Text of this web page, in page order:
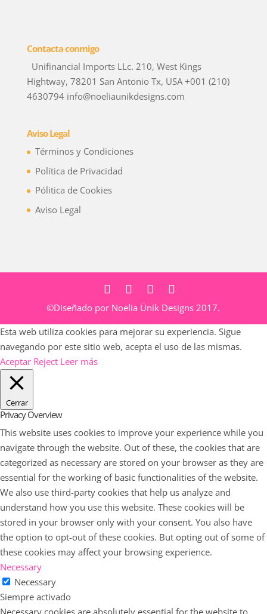
Contacta conmigo
Unifinancial Imports LLc. 210, West Kings
Hightway, 78201 San Antonio Tx, USA +001 (210)
4630794 info@noeliaunikdesigns.com
Aviso Legal
Términos y Condiciones
Política de Privacidad
Pólitica de Cookies
Aviso Legal
©Diseñado por Noelia Ünik Designs 2017.
Esta web utiliza cookies para mejorar su experiencia. Sigue
navegando por este sitio web, acepta el uso de las mismas.
Aceptar Reject Leer más
Cerrar
Privacy Overview
This website uses cookies to improve your experience while you
navigate through the website. Out of these, the cookies that are
categorized as necessary are stored on your browser as they are
essential for the working of basic functionalities of the website.
We also use third-party cookies that help us analyze and
understand how you use this website. These cookies will be
stored in your browser only with your consent. You also have
the option to opt-out of these cookies. But opting out of some of
these cookies may affect your browsing experience.
Necessary
Necessary
Siempre activado
Necessary cookies are absolutely essential for the website to